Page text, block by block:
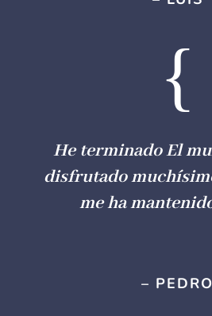
{
He terminadoEl
disfrutado
me ha
– PEDRO